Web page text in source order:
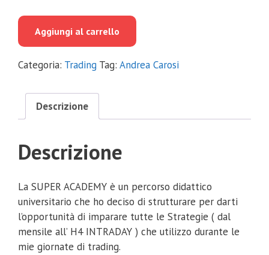
era:
è:
Aggiungi al carrello
Categoria: Trading Tag: Andrea Carosi
Descrizione
Descrizione
La SUPER ACADEMY è un percorso didattico
universitario che ho deciso di strutturare per darti
l’opportunità di imparare tutte le Strategie ( dal
mensile all’ H4 INTRADAY ) che utilizzo durante le
mie giornate di trading.